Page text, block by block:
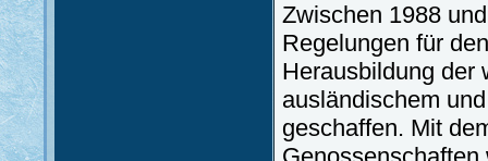
Zwischen 1988
Regelungen für
Herausbildung der
ausländischem
geschaffen. Mit